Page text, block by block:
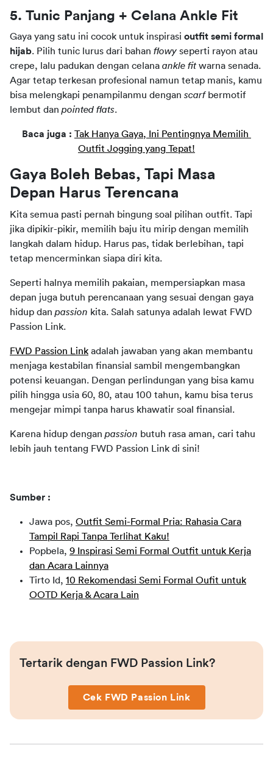
5. Tunic Panjang + Celana Ankle Fit
Gaya yang satu ini cocok untuk inspirasi outfit semi formal
hijab. Pilih tunic lurus dari bahan flowy seperti rayon atau
crepe, lalu padukan dengan celana ankle fit warna senada.
Agar tetap terkesan profesional namun tetap manis, kamu
bisa melengkapi penampilanmu dengan scarf bermotif
lembut dan pointed flats.
Baca juga : Tak Hanya Gaya, Ini Pentingnya Memilih
Outfit Jogging yang Tepat!
Gaya Boleh Bebas, Tapi Masa
Depan Harus Terencana
Kita semua pasti pernah bingung soal pilihan outfit. Tapi
jika dipikir-pikir, memilih baju itu mirip dengan memilih
langkah dalam hidup. Harus pas, tidak berlebihan, tapi
tetap mencerminkan siapa diri kita.
Seperti halnya memilih pakaian, mempersiapkan masa
depan juga butuh perencanaan yang sesuai dengan gaya
hidup dan passion kita. Salah satunya adalah lewat FWD
Passion Link.
FWD Passion Link adalah jawaban yang akan membantu
menjaga kestabilan finansial sambil mengembangkan
potensi keuangan. Dengan perlindungan yang bisa kamu
pilih hingga usia 60, 80, atau 100 tahun, kamu bisa terus
mengejar mimpi tanpa harus khawatir soal finansial.
Karena hidup dengan passion butuh rasa aman, cari tahu
lebih jauh tentang FWD Passion Link di sini!
Sumber :
Jawa pos, Outfit Semi-Formal Pria: Rahasia Cara
Tampil Rapi Tanpa Terlihat Kaku!
Popbela, 9 Inspirasi Semi Formal Outfit untuk Kerja
dan Acara Lainnya
Tirto Id, 10 Rekomendasi Semi Formal Oufit untuk
OOTD Kerja & Acara Lain
Tertarik dengan FWD Passion Link?
Cek FWD Passion Link